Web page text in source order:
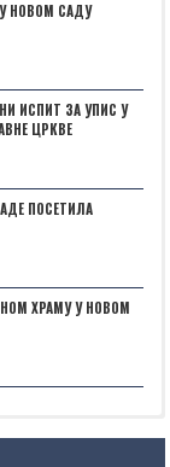
НОВОМ САДУ
ИСПИТ ЗА УПИС У
ЦРКВЕ
ПОСЕТИЛА
ХРАМУ У НОВОМ